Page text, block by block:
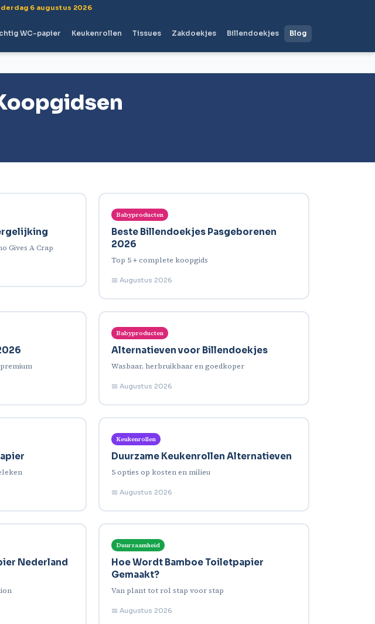
6 augustus 2026
WC-papier Keukenrollen Tissues Zakdoekjes Billendoekjes Blog
Gives A Crap
Babyproducten
Beste Billendoekjes Pasgeborenen
2026
Top 5 + complete koopgids
📅 Augustus 2026
Babyproducten
Alternatieven voor Billendoekjes
Wasbaar, herbruikbaar en goedkoper
📅 Augustus 2026
Keukenrollen
Duurzame Keukenrollen Alternatieven
5 opties op kosten en milieu
📅 Augustus 2026
Nederland
Duurzaamheid
Hoe Wordt Bamboe Toiletpapier
Gemaakt?
Van plant tot rol stap voor stap
📅 Augustus 2026